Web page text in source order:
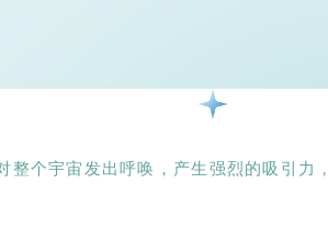
整个宇宙发出呼唤，产生强烈的吸引力